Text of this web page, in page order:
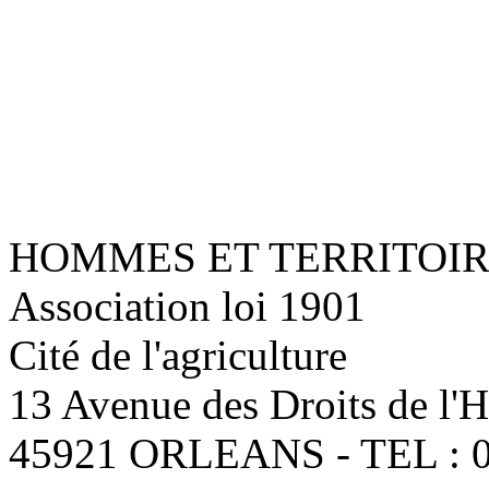
HOMMES ET
Association loi 1901
Cité de l'agriculture
13 Avenue des Droits de
45921 ORLEANS - TEL :